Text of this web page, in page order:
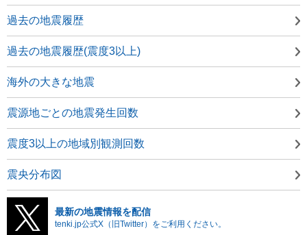
過去の地震履歴
過去の地震履歴(震度3以上)
海外の大きな地震
震源地ごとの地震発生回数
震度3以上の地域別観測回数
震央分布図
最新の地震情報を配信
tenki.jp公式X（旧Twitter）をご利用ください。